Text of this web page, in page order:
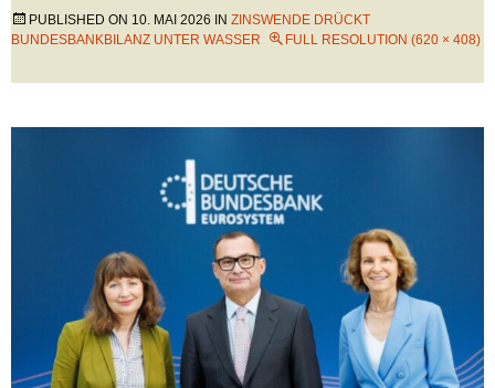
PUBLISHED ON 10. MAI 2026 IN ZINSWENDE DRÜCKT
BUNDESBANKBILANZ UNTER WASSER
FULL RESOLUTION (620 × 408)